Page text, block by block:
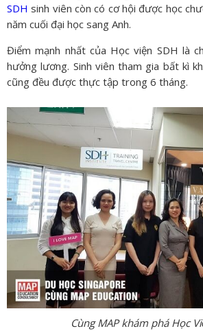
SDH sinh viên còn có cơ hội được học
năm cuối đại học sang Anh.
Điểm mạnh nhất của Học viện SDH là
hưởng lương. Sinh viên tham gia bất kì
cũng đều được thực tập trong 6 tháng.
Cùng MAP khám phá Học